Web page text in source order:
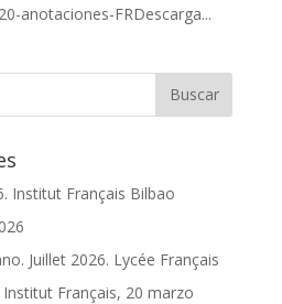
anotaciones-FRDescarga...
Institut Français Bilbao
Juillet 2026. Lycée Français
Français, 20 marzo